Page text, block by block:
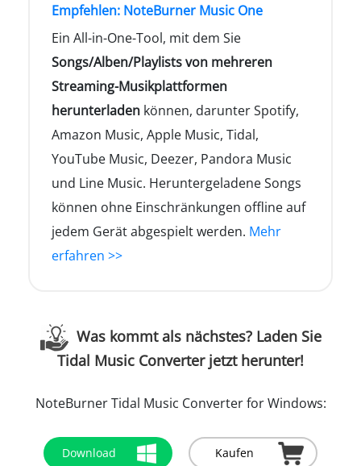
Empfehlen: NoteBurner Music One
Ein All-in-One-Tool, mit dem Sie
Songs/Alben/Playlists von mehreren
Streaming-Musikplattformen
herunterladen können, darunter Spotify,
Amazon Music, Apple Music, Tidal,
YouTube Music, Deezer, Pandora Music
und Line Music. Heruntergeladene Songs
können ohne Einschränkungen offline auf
jedem Gerät abgespielt werden. Mehr
erfahren >>
Was kommt als nächstes? Laden Sie
Tidal Music Converter jetzt herunter!
NoteBurner Tidal Music Converter for Windows:
Download Kaufen